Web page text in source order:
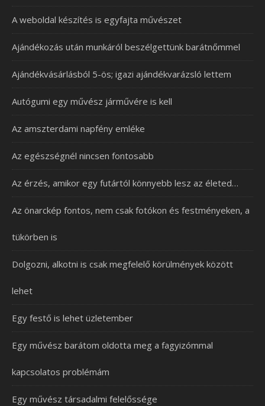
A weboldal készítés is egyfajta művészet
Ajándékozás után munkáról beszélgettünk barátnőmmel
Ajándékvásárlásból 5-ös; igazi ajándékvarázsló lettem
Autógumi egy művész járművére is kell
Az amszterdami napfény emléke
Az egészségnél nincsen fontosabb
Az érzés, amikor egy futártól könnyebb lesz az életed…
Az önarckép fontos, nem csak fotókon és festményeken, a
tükörben is
Dolgozni, alkotni is csak megfelelő körülmények között
lehet
Egy festő is lehet üzletember
Egy művész barátom oldotta meg a fagyizómmal
kapcsolatos problémám
Egy művész társadalmi felelőssége